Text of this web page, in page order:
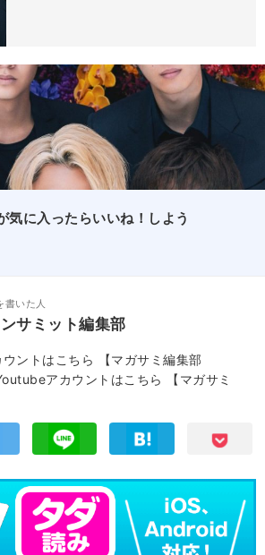
気に入ったらいいね！しよう
書いた人
サミット編集部
ントはこちら
【マガサミ編集部
アカウントはこちら
【マガサミ